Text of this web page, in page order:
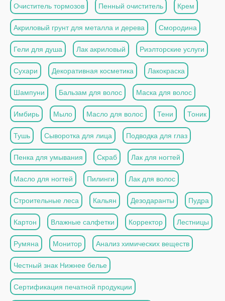
Очиститель тормозов Пенный очиститель Крем
Акриловый грунт для металла и дерева Смородина
Гели для душа Лак акриловый Риэлторские услуги
Сухари Декоративная косметика Лакокраска
Шампуни Бальзам для волос Маска для волос
Имбирь Мыло Масло для волос Тени Тоник
Тушь Сыворотка для лица Подводка для глаз
Пенка для умывания Скраб Лак для ногтей
Масло для ногтей Пилинги Лак для волос
Строительные леса Кальян Дезодаранты Пудра
Картон Влажные салфетки Корректор Лестницы
Румяна Монитор Анализ химических веществ
Честный знак Нижнее белье
Сертификация печатной продукции